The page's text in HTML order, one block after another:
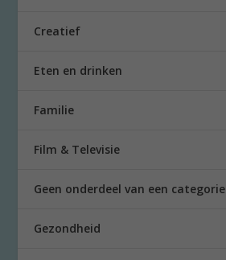
Creatief
Eten en drinken
Familie
Film & Televisie
Geen onderdeel van een categorie
Gezondheid